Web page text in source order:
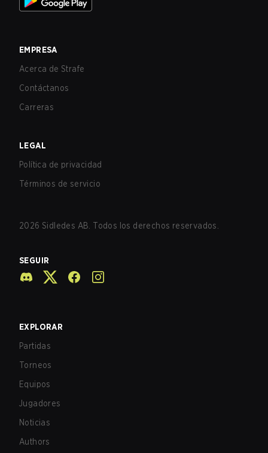
EMPRESA
Acerca de Strafe
Contáctanos
Carreras
LEGAL
Política de privacidad
Términos de servicio
2026 Sidledes AB. Todos los derechos reservados.
SEGUIR
EXPLORAR
Partidas
Torneos
Equipos
Jugadores
Noticias
Authors